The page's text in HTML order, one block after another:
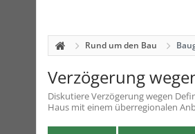
Rund um den Bau
Verzögerung
DiskutiereVerzögerung wegen
Haus mit einem überregionalen